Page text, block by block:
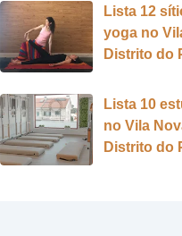
Lista 12
yoga no
Distrito do
Lista 10
no Vila
Distrito do